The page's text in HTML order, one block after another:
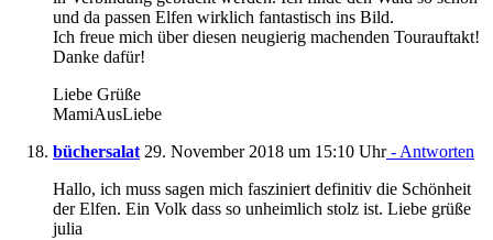
und da passen Elfen wirklich fantastisch ins Bild.
Ich freue mich über diesen neugierig machenden Tourauftakt!
Danke dafür!
Liebe Grüße
MamiAusLiebe
büchersalat 29. November 2018 um 15:10 Uhr- Antworten
Hallo, ich muss sagen mich fasziniert definitiv die Schönheit
der Elfen. Ein Volk dass so unheimlich stolz ist. Liebe grüße
julia